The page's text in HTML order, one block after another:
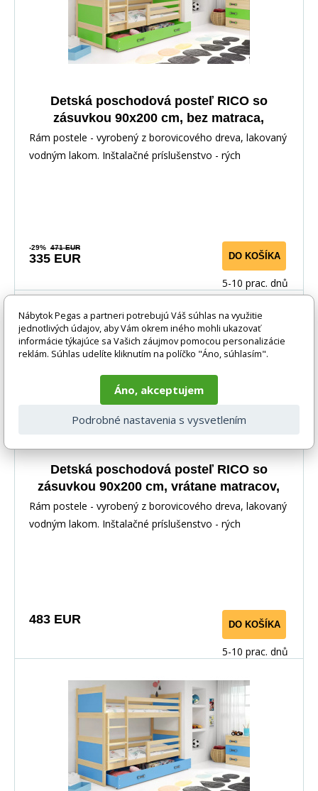
Detská poschodová posteľ RICO so
zásuvkou 90x200 cm, bez matraca,
Prírodná/Zelená
Rám postele - vyrobený z borovicového dreva, lakovaný
vodným lakom. Inštalačné príslušenstvo - rých
-29% 471 EUR
335 EUR DO KOŠÍKA
5-10 prac. dnů
Detská poschodová posteľ RICO so
zásuvkou 90x200 cm, vrátane matracov,
Prírodná/Grafit
Rám postele - vyrobený z borovicového dreva, lakovaný
vodným lakom. Inštalačné príslušenstvo - rých
483 EUR DO KOŠÍKA
5-10 prac. dnů
Nábytok Pegas a partneri potrebujú Váš súhlas na využitie
jednotlivých údajov, aby Vám okrem iného mohli ukazovať
informácie týkajúce sa Vašich záujmov pomocou personalizácie
reklám. Súhlas udelíte kliknutím na políčko "Áno, súhlasím".
Áno, akceptujem
Podrobné nastavenia s vysvetlením